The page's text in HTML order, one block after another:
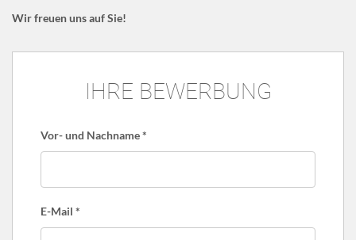
Wir freuen uns auf Sie!
IHRE BEWERBUNG
Vor- und Nachname*
E-Mail *